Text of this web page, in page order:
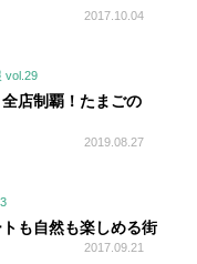
2017.10.04
vol.29
店制覇！たまごの
2019.08.27
トも自然も楽しめる街
2017.09.21